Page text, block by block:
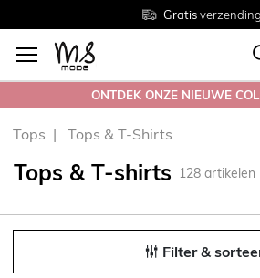
Gratis
Maten38 - 54
Gratisretourneren in de
ONTDEK ONZE NIEUWE
Tops Tops & T-Shirts
Tops & T-shirts 128 artikelen
Filter &